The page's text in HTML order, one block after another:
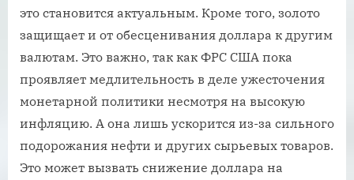
это становится актуальным. Кроме того, золото
защищает и от обесценивания доллара к другим
валютам. Это важно, так как ФРС США пока
проявляет медлительность в деле ужесточения
монетарной политики несмотря на высокую
инфляцию. А она лишь ускорится из-за сильного
подорожания нефти и других сырьевых товаров.
Это может вызвать снижение доллара на